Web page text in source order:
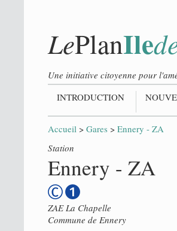
LePlanIle
Une initiative citoyenne pour
INTRODUCTION
Accueil > Gares > Ennery - ZA
Station
Ennery - ZA
ZAE La Chapelle
Commune de Ennery